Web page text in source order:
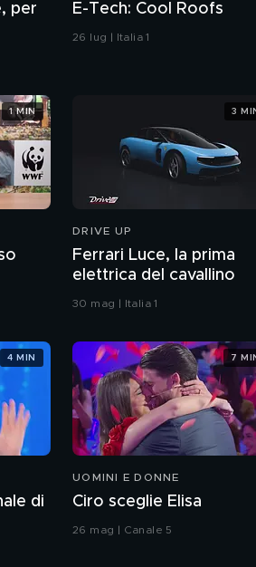
per
E-Tech: Cool Roofs
26 lug | Italia 1
1 MIN
DRIVE UP
Ferrari Luce, la prima
elettrica del cavallino
30 mag | Italia 1
3
di
4 MIN
UOMINI E DONNE
Ciro sceglie Elisa
26 mag | Canale 5
7